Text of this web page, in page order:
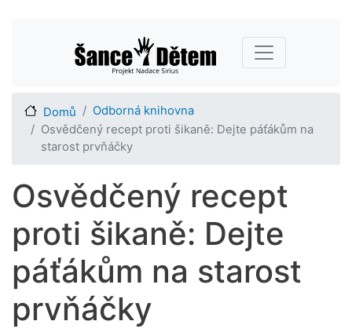
hlavnímu
obsahu
Main navigation
Domů
Odborná knihovna
Osvědčený recept proti šikaně: Dejte páťákům na
starost prvňáčky
Osvědčený recept
proti šikaně: Dejte
páťákům na starost
prvňáčky